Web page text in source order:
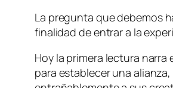
La pregunta que debemos
finalidad de entrar a la
Hoy la primera lectura
para establecer una